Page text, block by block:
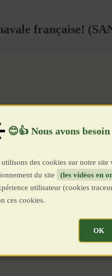
française!
des cookies sur notre site
du site
(les vidéos en
utilisateur (cookies
ces cookies.
OK